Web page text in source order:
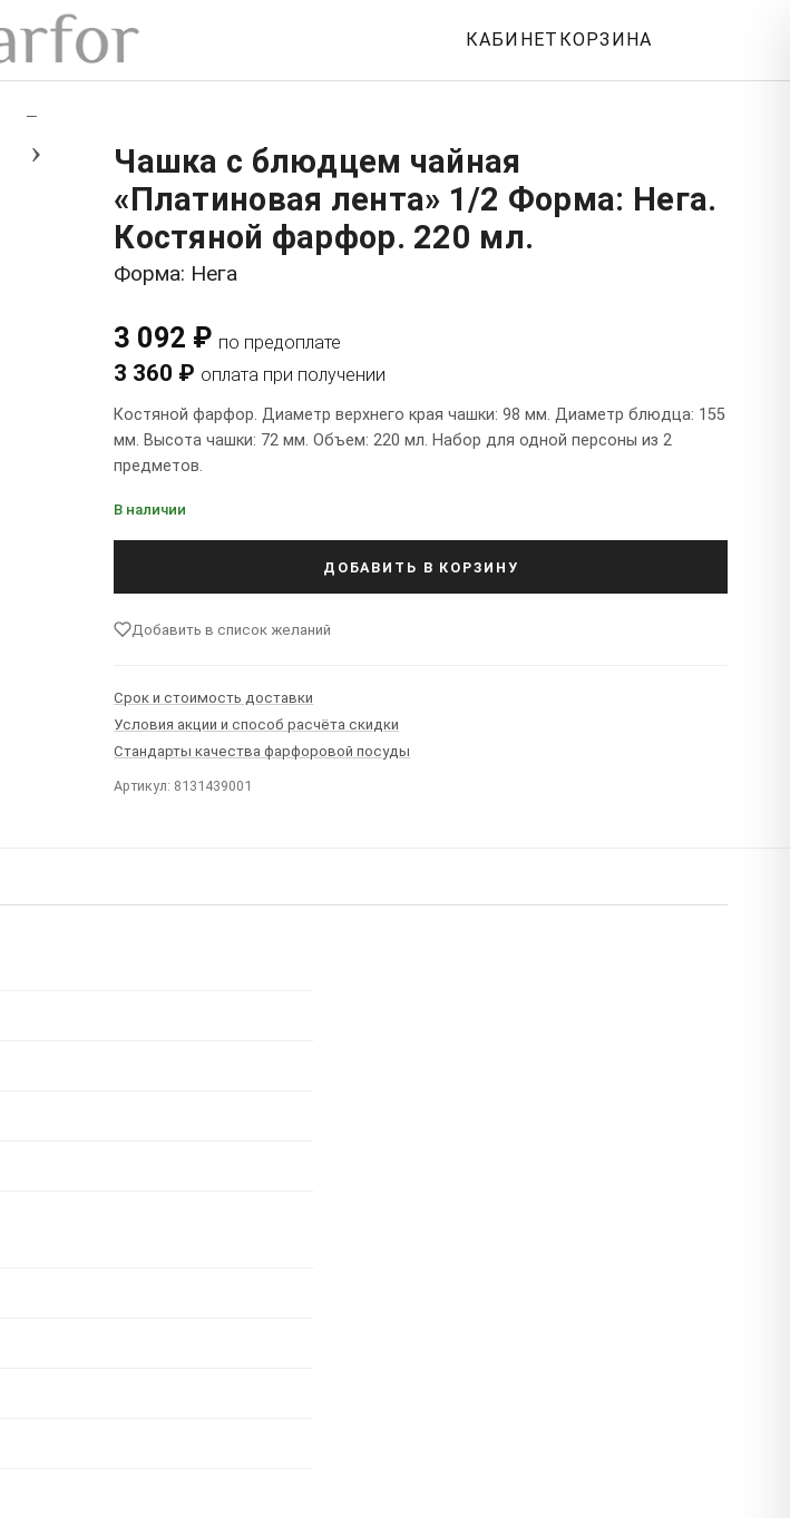
КАБИНЕТ КОРЗИНА
›
+
−
Чашка с блюдцем чайная
«Платиновая лента» 1/2 Форма: Нега.
Костяной фарфор. 220 мл.
Форма: Нега
3 092 ₽ по предоплате
3 360 ₽ оплата при получении
Костяной фарфор. Диаметр верхнего края чашки: 98 мм. Диаметр блюдца: 155
мм. Высота чашки: 72 мм. Объем: 220 мл. Набор для одной персоны из 2
предметов.
В наличии
ДОБАВИТЬ В КОРЗИНУ
Добавить в список желаний
Срок и стоимость доставки
Условия акции и способ расчёта скидки
Стандарты качества фарфоровой посуды
Артикул: 8131439001